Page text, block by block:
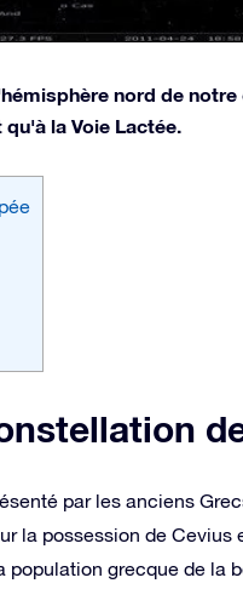
nord de
la Voie Lactée.
par les anciens
la possession de Cevius
grecque de la